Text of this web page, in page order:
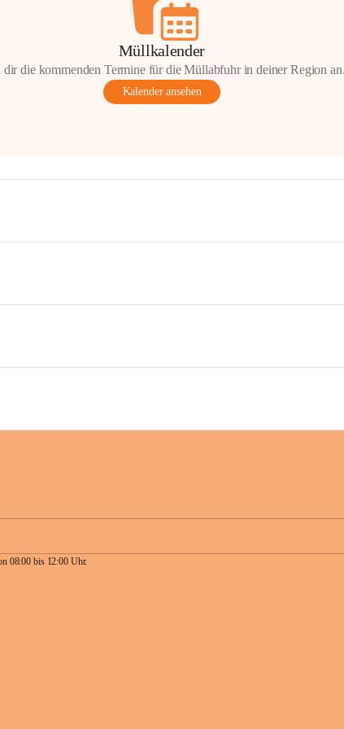
Müllkalender
dir die kommenden Termine für die Müllabfuhr in deiner Region
Kalender ansehen
08:00 bis 12:00 Uhr.